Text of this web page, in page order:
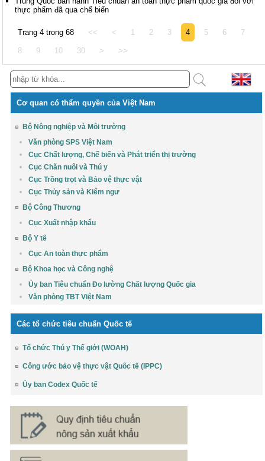
thực phẩm đã qua chế biến
Trang 4 trong 68 << < 1 2 3 4 5 6 7
8 9 10 30 > >>
Cơ quan có thẩm quyền của Việt Nam
Bộ Nông nghiệp và Môi trường
Văn phòng SPS Việt Nam
Cục Chất lượng, Chế biến và Phát triển thị trường
Cục Chăn nuôi và Thú y
Cục Trồng trọt và Bảo vệ thực vật
Cục Thủy sản và Kiểm ngư
Bộ Công Thương
Cục Xuất nhập khẩu
Bộ Y tế
Cục An toàn thực phẩm
Bộ Khoa học và Công nghệ
Ủy ban Tiêu chuẩn Đo lường Chất lượng Quốc gia
Văn phòng TBT Việt Nam
Các tổ chức tiêu chuẩn Quốc tế
Tổ chức Thú y Thế giới (WOAH)
Công ước bảo vệ thực vật Quốc tế (IPPC)
Ủy ban Codex Quốc tế